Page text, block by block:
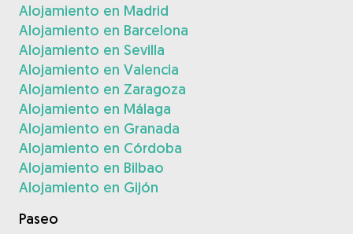
Alojamiento en Madrid
Alojamiento en Barcelona
Alojamiento en Sevilla
Alojamiento en Valencia
Alojamiento en Zaragoza
Alojamiento en Málaga
Alojamiento en Granada
Alojamiento en Córdoba
Alojamiento en Bilbao
Alojamiento en Gijón
Paseo